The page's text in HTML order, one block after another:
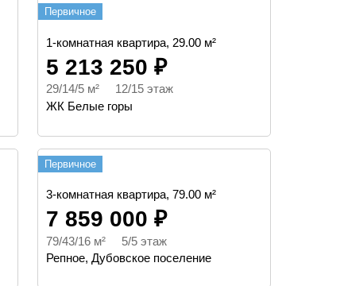
Первичное
1-комнатная квартира, 29.00 м²
5 213 250 ₽
29/14/5 м² 12/15 этаж
ЖК Белые горы
Первичное
3-комнатная квартира, 79.00 м²
7 859 000 ₽
79/43/16 м² 5/5 этаж
Репное, Дубовское поселение